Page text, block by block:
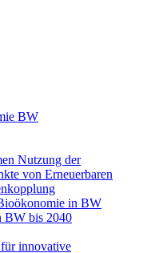
BW
Nutzung der
von Erneuerbaren
in BW
BW bis 2040
innovative